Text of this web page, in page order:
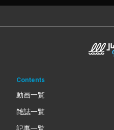
Contents
動画一覧
雑誌一覧